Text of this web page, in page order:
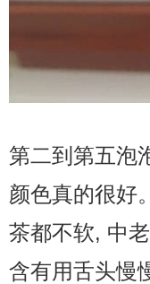
第二到第五泡
颜色真的很好
茶都不软, 中
含有用舌头慢